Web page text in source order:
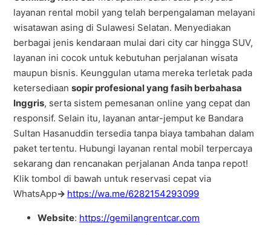
layanan rental mobil yang telah berpengalaman melayani
wisatawan asing di Sulawesi Selatan. Menyediakan
berbagai jenis kendaraan mulai dari city car hingga SUV,
layanan ini cocok untuk kebutuhan perjalanan wisata
maupun bisnis. Keunggulan utama mereka terletak pada
ketersediaansopir profesional yang fasih berbahasa
Inggris, serta sistem pemesanan online yang cepat dan
responsif. Selain itu, layanan antar-jemput ke Bandara
Sultan Hasanuddin tersedia tanpa biaya tambahan dalam
paket tertentu. Hubungi layanan rental mobil terpercaya
sekarang dan rencanakan perjalanan Anda tanpa repot!
Klik tombol di bawah untuk reservasi cepat via
WhatsApp→ https://wa.me/6282154293099
Website: https://gemilangrentcar.com